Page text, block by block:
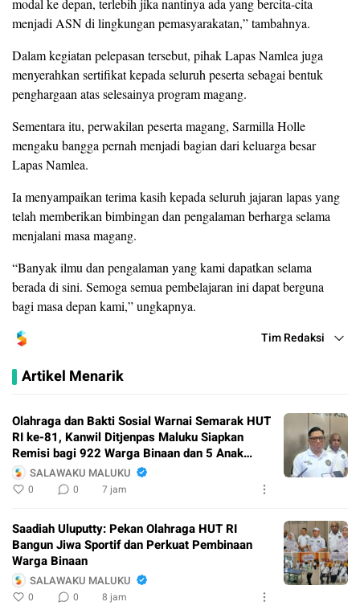
modal ke depan, terlebih jika nantinya ada yang bercita-cita
menjadi ASN di lingkungan pemasyarakatan,” tambahnya.
Dalam kegiatan pelepasan tersebut, pihak Lapas Namlea juga
menyerahkan sertifikat kepada seluruh peserta sebagai bentuk
penghargaan atas selesainya program magang.
Sementara itu, perwakilan peserta magang, Sarmilla Holle
mengaku bangga pernah menjadi bagian dari keluarga besar
Lapas Namlea.
Ia menyampaikan terima kasih kepada seluruh jajaran lapas yang
telah memberikan bimbingan dan pengalaman berharga selama
menjalani masa magang.
“Banyak ilmu dan pengalaman yang kami dapatkan selama
berada di sini. Semoga semua pembelajaran ini dapat berguna
bagi masa depan kami,” ungkapnya.
Tim Redaksi
Artikel Menarik
Olahraga dan Bakti Sosial Warnai Semarak HUT
RI ke-81, Kanwil Ditjenpas Maluku Siapkan
Remisi bagi 922 Warga Binaan dan 5 Anak
BinaanSALAWAKU MALUKU
0 0 7 jam
Saadiah Uluputty: Pekan Olahraga HUT RI
Bangun Jiwa Sportif dan Perkuat Pembinaan
Warga Binaan
SALAWAKU MALUKU
0 0 8 jam